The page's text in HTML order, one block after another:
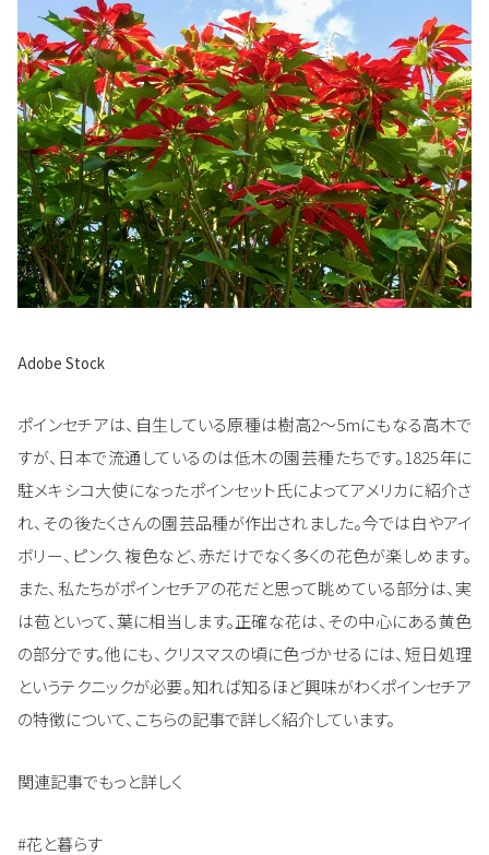
Adobe Stock
ポインセチアは、自生している原種は樹高2～5mにもなる高木で
すが、日本で流通しているのは低木の園芸種たちです。1825年に
駐メキシコ大使になったポインセット氏によってアメリカに紹介さ
れ、その後たくさんの園芸品種が作出されました。今では白やアイ
ボリー、ピンク、複色など、赤だけでなく多くの花色が楽しめます。
また、私たちがポインセチアの花だと思って眺めている部分は、実
は苞といって、葉に相当します。正確な花は、その中心にある黄色
の部分です。他にも、クリスマスの頃に色づかせるには、短日処理
というテクニックが必要。知れば知るほど興味がわくポインセチア
の特徴について、こちらの記事で詳しく紹介しています。
関連記事でもっと詳しく
#花と暮らす